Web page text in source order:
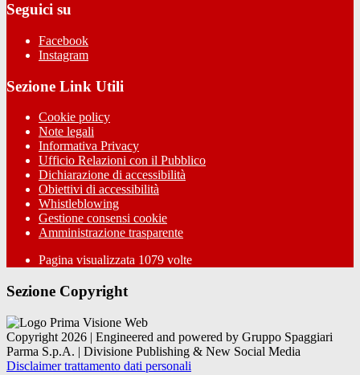
Seguici su
Facebook
Instagram
Sezione Link Utili
Cookie policy
Note legali
Informativa Privacy
Ufficio Relazioni con il Pubblico
Dichiarazione di accessibilità
Obiettivi di accessibilità
Whistleblowing
Gestione consensi cookie
Amministrazione trasparente
Pagina visualizzata 1079 volte
Sezione Copyright
Copyright 2026 | Engineered and powered by Gruppo Spaggiari
Parma S.p.A. | Divisione Publishing & New Social Media
Disclaimer trattamento dati personali